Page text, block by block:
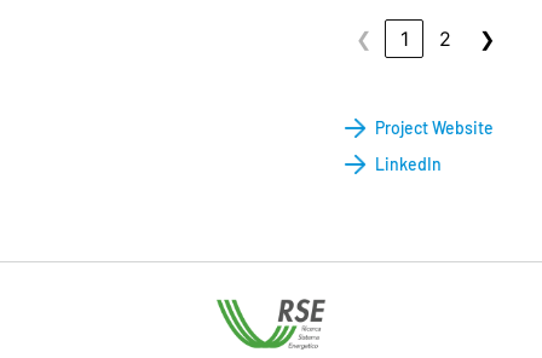
❮ 1 2 ❯
Project Website
LinkedIn